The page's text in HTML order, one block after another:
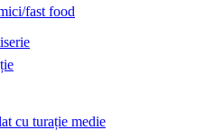
fast food
cu turație medie